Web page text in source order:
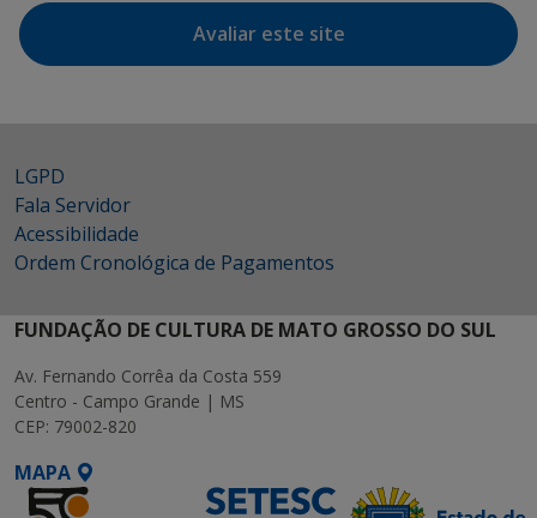
Avaliar este site
LGPD
Fala Servidor
Acessibilidade
Ordem Cronológica de Pagamentos
FUNDAÇÃO DE CULTURA DE MATO GROSSO DO SUL
Av. Fernando Corrêa da Costa 559
Centro - Campo Grande | MS
CEP: 79002-820
MAPA